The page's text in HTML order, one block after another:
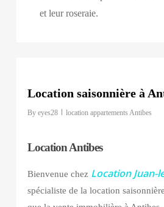
et leur roseraie.
Location saisonnière à
By eyes28 location appartements Antibes
Location Antibes
Bienvenue chez Location Juan-
spécialiste de la location